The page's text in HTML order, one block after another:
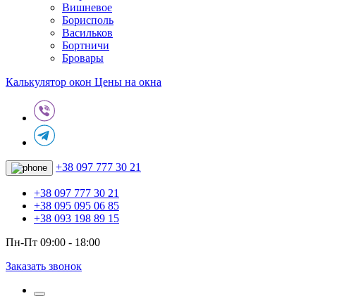
Вишневое
Борисполь
Васильков
Бортничи
Бровары
Калькулятор окон Цены на окна
+38 097 777 30 21
+38 097 777 30 21
+38 095 095 06 85
+38 093 198 89 15
Пн-Пт 09:00 - 18:00
Заказать звонок